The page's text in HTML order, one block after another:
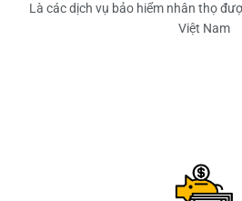
Là các dịch vụ bảo hiểm nhân thọ
Việt Nam